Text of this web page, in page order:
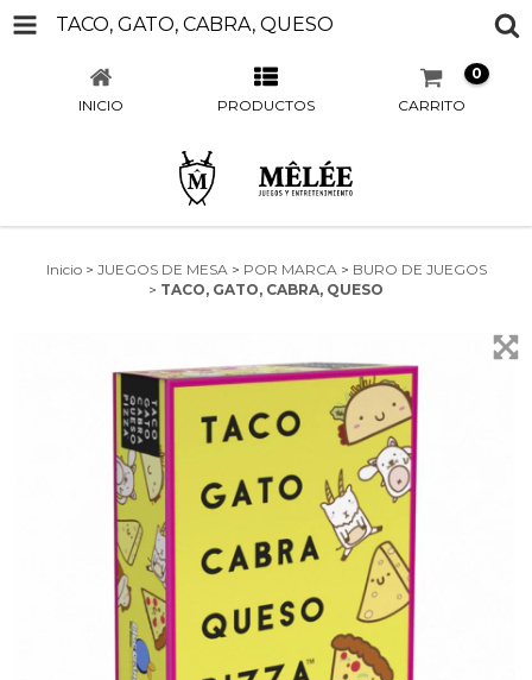
TACO, GATO, CABRA, QUESO
INICIO PRODUCTOS CARRITO
0
Inicio > JUEGOS DE MESA > POR MARCA > BURO DE JUEGOS
> TACO, GATO, CABRA, QUESO